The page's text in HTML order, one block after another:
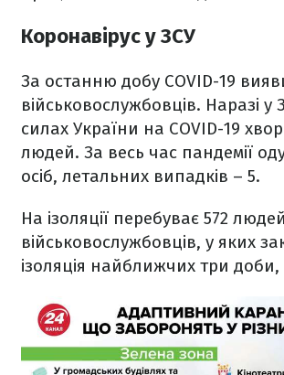
Коронавірус у ЗСУ
За останню добу COVID-19
військовослужбовців. Наразі у
силах України на COVID-19
людей. За весь час пандемії
осіб, летальних випадків – 5.
На ізоляції перебуває 572
військовослужбовців, у яких
ізоляція найближчих три